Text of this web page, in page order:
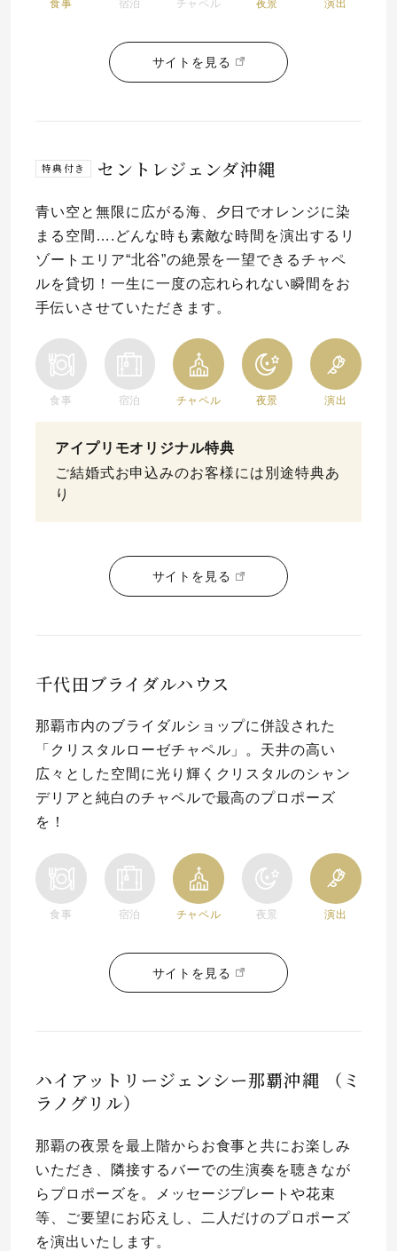
食事 宿泊 チャペル 夜景 演出
サイトを見る
特典付き セントレジェンダ沖縄
青い空と無限に広がる海、夕日でオレンジに染
まる空間….どんな時も素敵な時間を演出するリ
ゾートエリア“北谷”の絶景を一望できるチャペ
ルを貸切！一生に一度の忘れられない瞬間をお
手伝いさせていただきます。
食事 宿泊 チャペル 夜景 演出
アイプリモオリジナル特典
ご結婚式お申込みのお客様には別途特典あ
り
サイトを見る
千代田ブライダルハウス
那覇市内のブライダルショップに併設された
「クリスタルローゼチャペル」。天井の高い
広々とした空間に光り輝くクリスタルのシャン
デリアと純白のチャペルで最高のプロポーズ
を！
食事 宿泊 チャペル 夜景 演出
サイトを見る
ハイアットリージェンシー那覇沖縄 （ミ
ラノグリル）
那覇の夜景を最上階からお食事と共にお楽しみ
いただき、隣接するバーでの生演奏を聴きなが
らプロポーズを。メッセージプレートや花束
等、ご要望にお応えし、二人だけのプロポーズ
を演出いたします。